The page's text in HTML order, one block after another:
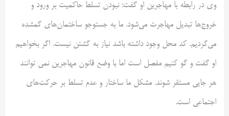
وی در رابطه با مهاجرین او گفت: نبودن تسلط حاکمیت بر ورود و
خروج‌ها تبدیل مهاجرت می‌شود. ما به جستوجو ساختمان‌های گمشده
می‌گردیم. کد محل وجود داشته باشد نیاز به گشتن نیست. اگر بخواهیم
او گفت و گو کنیم مفصل است اما با وضع قانون مهاجرین نمی توانند
هر جایی مستقر شوند. مشکل ما ساختار و عدم تسلط بر حرکت‌های
اجتماعی است.